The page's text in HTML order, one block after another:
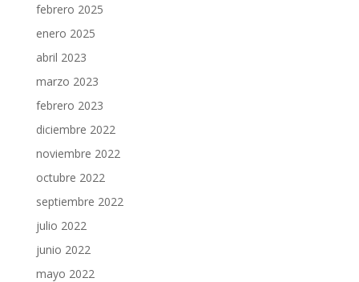
febrero 2025
enero 2025
abril 2023
marzo 2023
febrero 2023
diciembre 2022
noviembre 2022
octubre 2022
septiembre 2022
julio 2022
junio 2022
mayo 2022